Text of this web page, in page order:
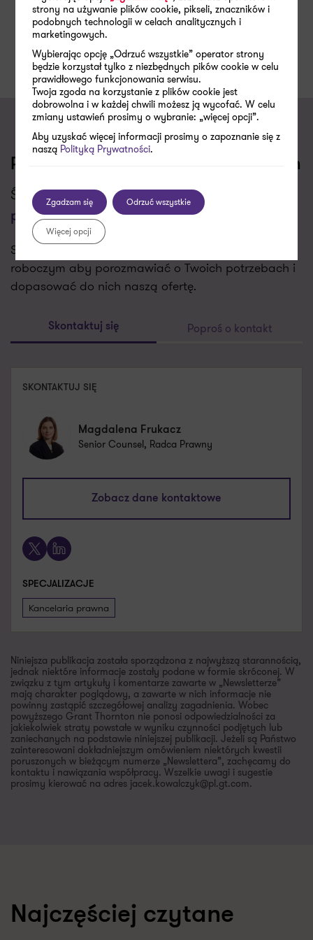
Zmiany w KSH – wzmocnienie pozycji rad
nadzorczych
Porozmawiajmy o Twoich wyzwaniach
Świadczymy usługi w zakresieKancelaria
prawna
Skontaktujemy się z Tobą w najbliższym dniu
roboczym aby porozmawiać o Twoich potrzebach i
dopasować do nich naszą ofertę.
Skontaktuj się Poproś o kontakt
SKONTAKTUJ SIĘ
Magdalena Frukacz
Senior Counsel, Radca Prawny
Zobacz dane kontaktowe
X LinkedIn
SPECJALIZACJE
Kancelaria prawna
Niniejsza publikacja została sporządzona z najwyższą starannością,
jednak niektóre informacje zostały podane w formie skróconej. W
związku z tym artykuły i komentarze zawarte w „Newsletterze”
mają charakter poglądowy, a zawarte w nich informacje nie
powinny zastąpić szczegółowej analizy zagadnienia. Wobec
powyższego Grant Thornton nie ponosi odpowiedzialności za
jakiekolwiek straty powstałe w wyniku czynności podjętych lub
zaniechanych na podstawie niniejszej publikacji. Jeżeli są Państwo
zainteresowani dokładniejszym omówieniem niektórych kwestii
poruszonych w bieżącym numerze „Newslettera”, zachęcamy do
kontaktu i nawiązania współpracy. Wszelkie uwagi i sugestie
prosimy kierować na adres jacek.kowalczyk@pl.gt.com.
Najczęściej czytane
strony na używanie plików cookie, pikseli, znaczników i
podobnych technologii w celach analitycznych i
marketingowych.
Wybierając opcję „Odrzuć wszystkie” operator strony
będzie korzystał tylko z niezbędnych pików cookie w celu
prawidłowego funkcjonowania serwisu.
Twoja zgoda na korzystanie z plików cookie jest
dobrowolna i w każdej chwili możesz ją wycofać. W celu
zmiany ustawień prosimy o wybranie: „więcej opcji”.
Aby uzyskać więcej informacji prosimy o zapoznanie się z
naszą Polityką Prywatności.
Zgadzam się Odrzuć wszystkie
Więcej opcji